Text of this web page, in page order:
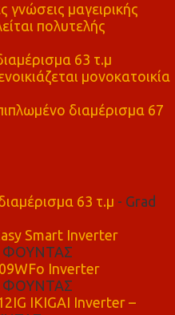
γνώσεις μαγειρικής
πολυτελής
63 τ.μ
μονοκατοικία
διαμέρισμα 67
63 τ.μ - Grad
Smart Inverter
ΦΟΥΝΤΑΣ
Inverter
ΦΟΥΝΤΑΣ
IKIGAI Inverter –